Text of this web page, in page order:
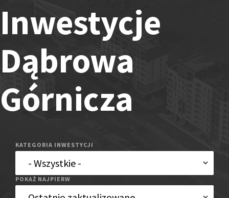
Inwestycje
Dąbrowa
Górnicza
KATEGORIA INWESTYCJI
POKAŻ NAJPIERW